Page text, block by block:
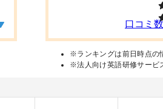
口コミ
※ランキングは前日時点の
※法人向け英語研修サービ